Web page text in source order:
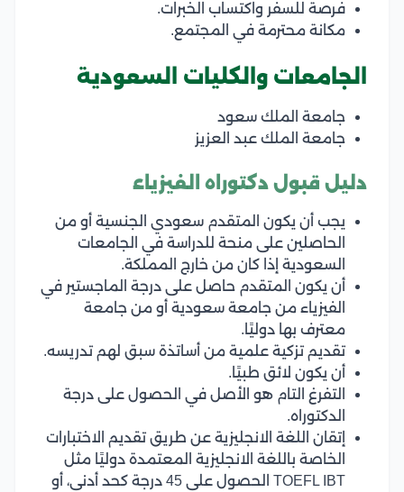
فرصة للسفر واكتساب الخبرات.
مكانة محترمة في المجتمع.
الجامعات والكليات السعودية
جامعة الملك سعود
جامعة الملك عبد العزيز
دليل قبول دكتوراه الفيزياء
يجب أن يكون المتقدم سعودي الجنسية أو من
الحاصلين على منحة للدراسة في الجامعات
السعودية إذا كان من خارج المملكة.
أن يكون المتقدم حاصل على درجة الماجستير في
الفيزياء من جامعة سعودية أو من جامعة
معترف بها دوليًا.
تقديم تزكية علمية من أساتذة سبق لهم تدريسه.
أن يكون لائق طبيًا.
التفرغ التام هو الأصل في الحصول على درجة
الدكتوراه.
إتقان اللغة الانجليزية عن طريق تقديم الاختبارات
الخاصة باللغة الانجليزية المعتمدة دوليًا مثل
TOEFL IBT الحصول على 45 درجة كحد أدنى، أو